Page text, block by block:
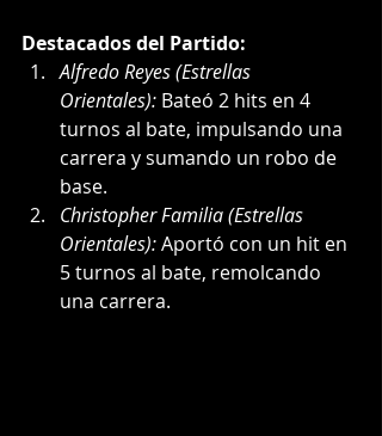
Destacados del Partido:
Alfredo Reyes (Estrellas
Orientales): Bateó 2 hits en 4
turnos al bate, impulsando una
carrera y sumando un robo de
base.
Christopher Familia (Estrellas
Orientales): Aportó con un hit en
5 turnos al bate, remolcando
una carrera.